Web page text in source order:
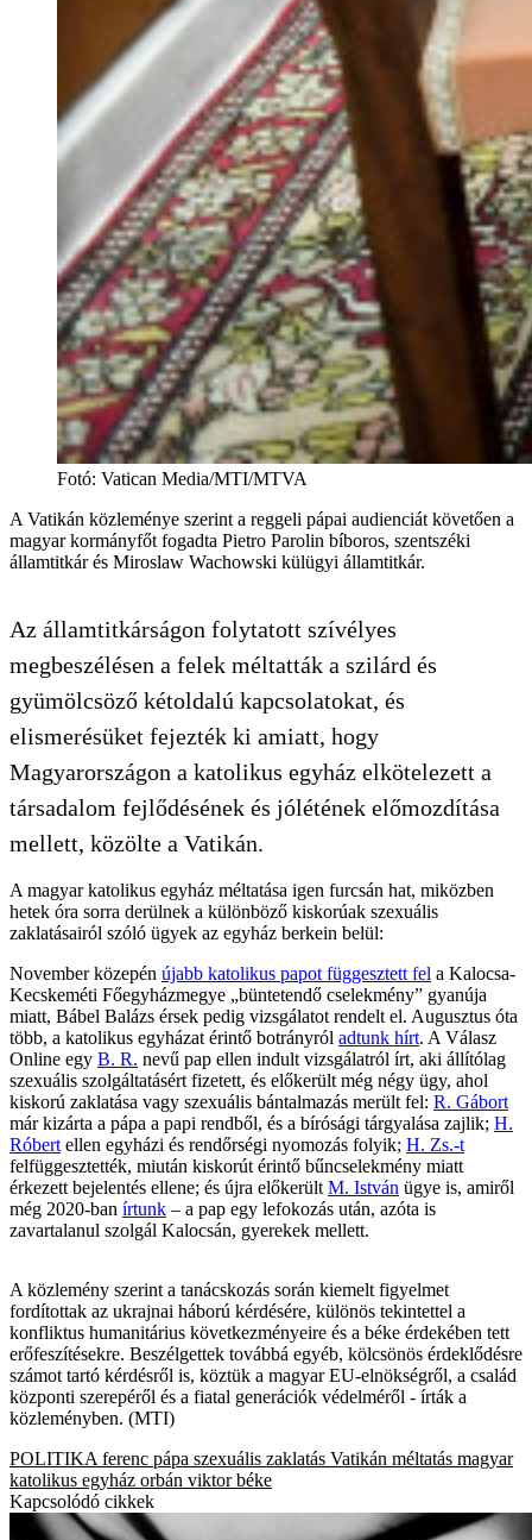
Fotó: Vatican Media/MTI/MTVA
A Vatikán közleménye szerint a reggeli pápai audienciát követően a
magyar kormányfőt fogadta Pietro Parolin bíboros, szentszéki
államtitkár és Miroslaw Wachowski külügyi államtitkár.
Az államtitkárságon folytatott szívélyes
megbeszélésen a felek méltatták a szilárd és
gyümölcsöző kétoldalú kapcsolatokat, és
elismerésüket fejezték ki amiatt, hogy
Magyarországon a katolikus egyház elkötelezett a
társadalom fejlődésének és jólétének előmozdítása
mellett, közölte a Vatikán.
A magyar katolikus egyház méltatása igen furcsán hat, miközben
hetek óra sorra derülnek a különböző kiskorúak szexuális
zaklatásairól szóló ügyek az egyház berkein belül:
November közepén újabb katolikus papot függesztett fel a Kalocsa-
Kecskeméti Főegyházmegye „büntetendő cselekmény” gyanúja
miatt, Bábel Balázs érsek pedig vizsgálatot rendelt el. Augusztus óta
több, a katolikus egyházat érintő botrányról adtunk hírt. A Válasz
Online egy B. R. nevű pap ellen indult vizsgálatról írt, aki állítólag
szexuális szolgáltatásért fizetett, és előkerült még négy ügy, ahol
kiskorú zaklatása vagy szexuális bántalmazás merült fel: R. Gábort
már kizárta a pápa a papi rendből, és a bírósági tárgyalása zajlik; H.
Róbert ellen egyházi és rendőrségi nyomozás folyik; H. Zs.-t
felfüggesztették, miután kiskorút érintő bűncselekmény miatt
érkezett bejelentés ellene; és újra előkerült M. István ügye is, amiről
még 2020-ban írtunk – a pap egy lefokozás után, azóta is
zavartalanul szolgál Kalocsán, gyerekek mellett.
A közlemény szerint a tanácskozás során kiemelt figyelmet
fordítottak az ukrajnai háború kérdésére, különös tekintettel a
konfliktus humanitárius következményeire és a béke érdekében tett
erőfeszítésekre. Beszélgettek továbbá egyéb, kölcsönös érdeklődésre
számot tartó kérdésről is, köztük a magyar EU-elnökségről, a család
központi szerepéről és a fiatal generációk védelméről - írták a
közleményben. (MTI)
POLITIKA ferenc pápa szexuális zaklatás Vatikán méltatás magyar
katolikus egyház orbán viktor béke
Kapcsolódó cikkek